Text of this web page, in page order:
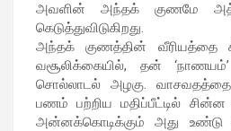
அவளின் அந்தக் குணமே
கெடுத்துவிடுகிறது.
அந்தக் குணத்தின் வீரியத்தை
வசூலிக்கையில், தன் ‘நாணயம்’
சொல்லாடல் அழகு. வாசவதத்தை
பணம் பற்றிய மதிப்பீட்டில்
அன்னக்கொடிக்கும் அது